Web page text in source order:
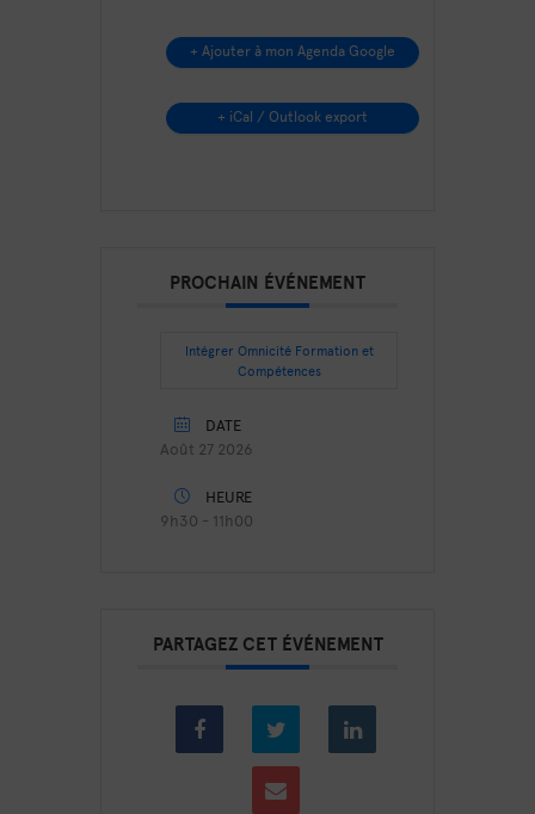
+ Ajouter à mon Agenda Google
+ iCal / Outlook export
PROCHAIN ÉVÉNEMENT
Intégrer Omnicité Formation et
Compétences
DATE
Août 27 2026
HEURE
9h30 - 11h00
PARTAGEZ CET ÉVÉNEMENT